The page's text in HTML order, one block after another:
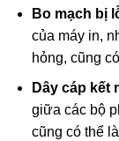
Bo mạch bị
của máy in,
hỏng, cũng
Dây cáp kết
giữa các bộ
cũng có thể